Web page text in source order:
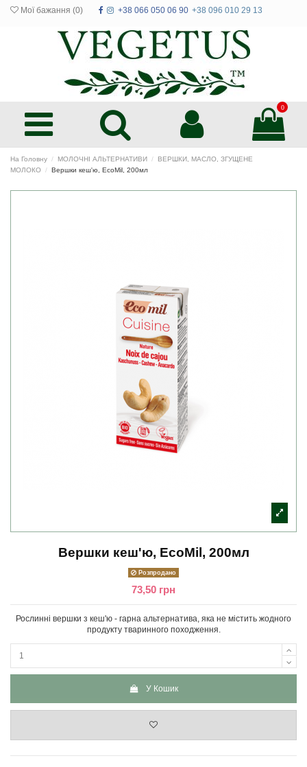
Мої бажання (0) +38 066 050 06 90 +38 096 010 29 13
0
На Головну МОЛОЧНІ АЛЬТЕРНАТИВИ
ВЕРШКИ, МАСЛО, ЗГУЩЕНЕ
МОЛОКО
Вершки кеш'ю, EcoMil, 200мл
Вершки кеш'ю, EcoMil, 200мл
Розпродано
73,50 грн
Рослинні вершки з кеш'ю - гарна альтернатива, яка не містить жодного
продукту тваринного походження.
У Кошик